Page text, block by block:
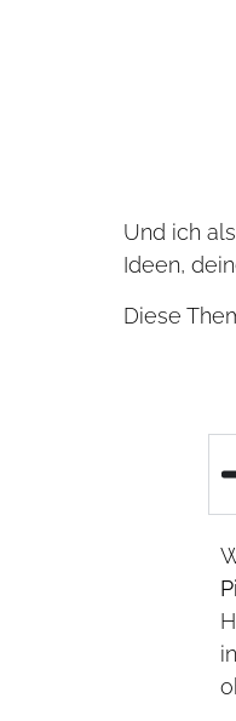
Und ich
Ideen,
Diese